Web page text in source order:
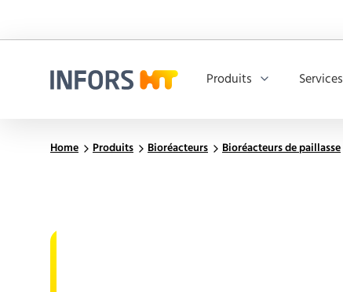
Produits Services
Home Produits Bioréacteurs Bioréacteurs de paillasse